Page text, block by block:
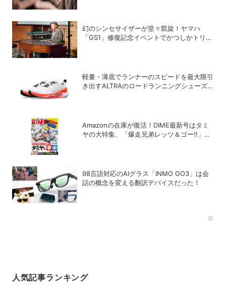
幻のシンセサイザーが堂々凱旋！ヤマハ
「GS1」修復記念イベントでかつしかトリオ
軽量・薄底でランナーのスピードを最大限引
き出すALTRAのロードランニングシューズ
Amazonの在庫が復活！DIME最新号はタミ
ヤの大特集、「爆走兄弟レッツ＆ゴー!!」の
98言語対応のAIグラス「INMO GO3」は会
話の概念を変える翻訳デバイスだった！
人気記事ランキング